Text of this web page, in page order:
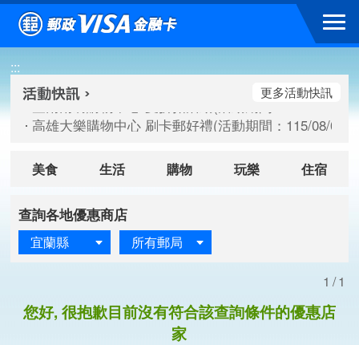
跳到主要內容區塊
:::
臺南南紡購物中心 夏折扣活動(活動期間：115/08/10-
新竹遠東巨城購物中心 2026巨城年中慶夏日BIG好刷(
臺南南紡購物中心 夏折扣活動(活動期間：115/08/10-
高雄大樂購物中心 刷卡郵好禮(活動期間：115/08/07-
更多活動快訊
美食 生活 購物 玩樂 住宿
查詢各地優惠商店
宜蘭縣 所有郵局
1/1
您好, 很抱歉目前沒有符合該查詢條件的優惠店
家